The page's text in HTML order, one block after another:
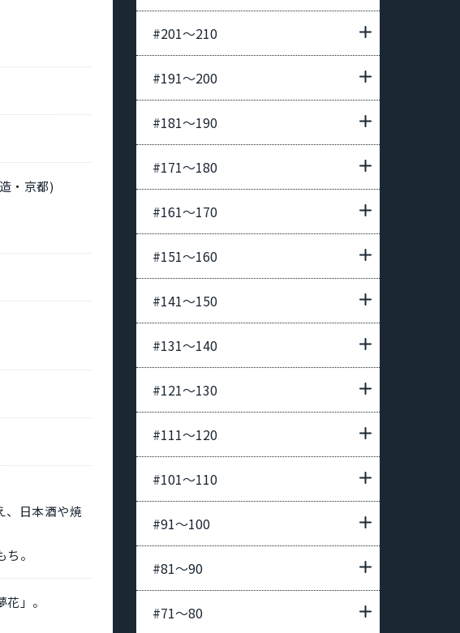
・京都)
、日本酒や焼
。
」。
#201〜210
#191〜200
#181〜190
#171〜180
#161〜170
#151〜160
#141〜150
#131〜140
#121〜130
#111〜120
#101〜110
#91〜100
#81〜90
#71〜80